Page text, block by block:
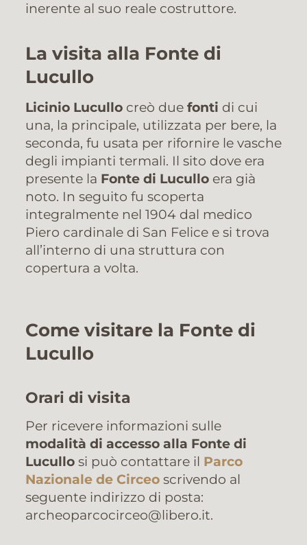
inerente al suo reale costruttore.
La visita alla Fonte di
Lucullo
Licinio Lucullocreò due fonti di cui
una, la principale, utilizzata per bere, la
seconda, fu usata per rifornire le vasche
degli impianti termali. Il sito dove era
presente la Fonte di Luculloera già
noto. In seguito fu scoperta
integralmente nel 1904 dal medico
Piero cardinale di San Felice e si trova
all’interno di una struttura con
copertura a volta.
Come visitare la Fonte di
Lucullo
Orari di visita
Per ricevere informazioni sulle
modalità di accesso alla Fonte di
Lucullosi può contattare il Parco
Nazionale de Circeoscrivendo al
seguente indirizzo di posta:
archeoparcocirceo@libero.it.